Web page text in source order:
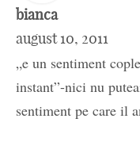
bianca
august 10, 2011
„e un sentiment
instant”-nici nu
sentiment pe care il